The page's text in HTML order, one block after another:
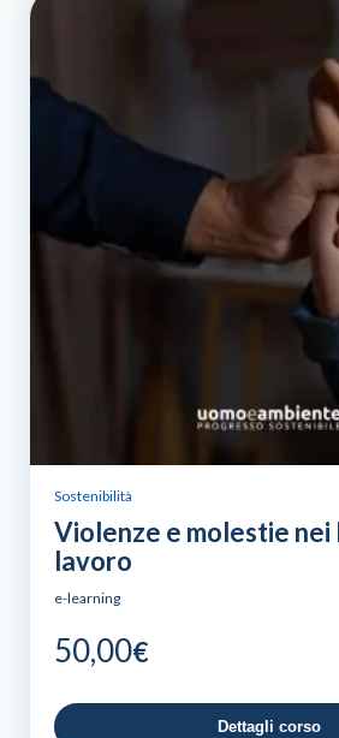
Sostenibilità
Violenze e molestie nei
lavoro
e-learning
50,00€
Dettagli corso